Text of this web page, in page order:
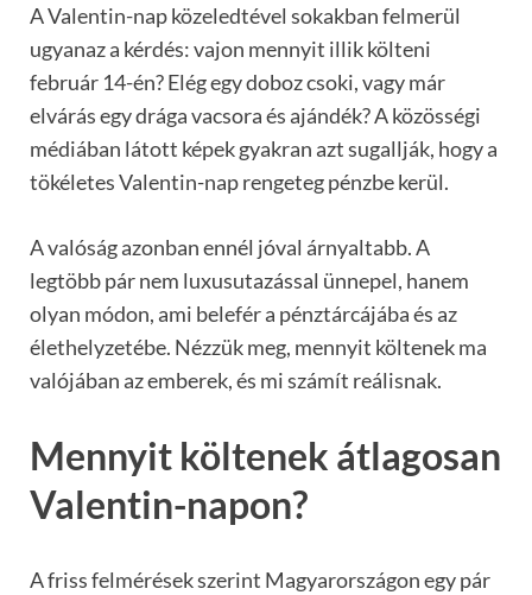
A Valentin-nap közeledtével sokakban felmerül
ugyanaz a kérdés: vajon mennyit illik költeni
február 14-én? Elég egy doboz csoki, vagy már
elvárás egy drága vacsora és ajándék? A közösségi
médiában látott képek gyakran azt sugallják, hogy a
tökéletes Valentin-nap rengeteg pénzbe kerül.
A valóság azonban ennél jóval árnyaltabb. A
legtöbb pár nem luxusutazással ünnepel, hanem
olyan módon, ami belefér a pénztárcájába és az
élethelyzetébe. Nézzük meg, mennyit költenek ma
valójában az emberek, és mi számít reálisnak.
Mennyit költenek átlagosan
Valentin-napon?
A friss felmérések szerint Magyarországon egy pár